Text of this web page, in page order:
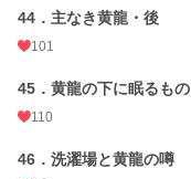
44．主なき黄龍・後
101
45．黄龍の下に眠るもの
110
46．洗濯場と黄龍の噂